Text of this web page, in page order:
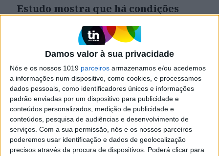
Damos valor à sua privacidade
Nós e os nossos 1019 parceiros armazenamos e/ou acedemos
a informações num dispositivo, como cookies, e processamos
dados pessoais, como identificadores únicos e informações
padrão enviadas por um dispositivo para publicidade e
conteúdos personalizados, medição de publicidade e
conteúdos, pesquisa de audiências e desenvolvimento de
serviços. Com a sua permissão, nós e os nossos parceiros
poderemos usar identificação e dados de geolocalização
precisos através da procura de dispositivos. Poderá clicar para
Estudo mostra que há condições
para reduzir contribuições para
O coordenador da Frente Comum, Sebastião
Santana, disse hoje que as projeções do estudo
sobre a sustentabilidade da ADSE, hoje
apresentado, indicam que há espaço para
reduzir as contribuições